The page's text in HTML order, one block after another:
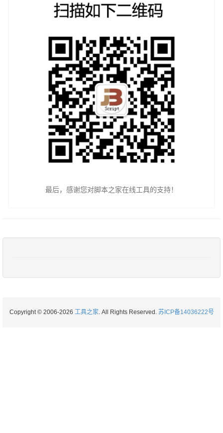
最后，感谢您对脚本之家在线工具的支持！
Copyright © 2006-2026 工具之家. All Rights Reserved. 苏ICP备14036222号